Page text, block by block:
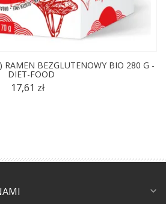
RAMEN BEZGLUTENOWY BIO 280 G -
DIET-FOOD
17,61 zł
expand_more